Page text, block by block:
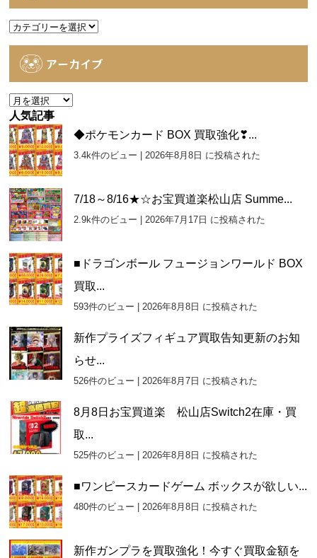
カ
アーカイブ
ア
ー
カ
イ
ブ
人気記事
◆ポケモンカード BOX 買取強化❣...
3.4k件のビュー |2026年8月8日 に投稿された
7/18～8/16★☆お宝買道楽松山店 Summe...
2.9k件のビュー |2026年7月17日 に投稿された
■ドラゴンボール フュージョンワールド BOX
買取...
593件のビュー |2026年8月8日 に投稿された
新作プライズフィギュア買取告知更新のお知
らせ...
526件のビュー |2026年8月7日 に投稿された
8月8日お宝買道楽 松山店Switch2在庫・買
取...
525件のビュー |2026年8月8日 に投稿された
■ワンピースカードゲーム ボックスが欲しい...
480件のビュー |2026年8月8日 に投稿された
新作ガンプラを買取強化！今すぐ買取金額を